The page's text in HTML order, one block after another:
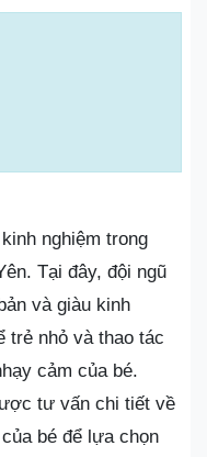
nghiệm trong
Tại đây, đội ngũ
và giàu kinh
trẻ nhỏ và thao tác
cảm của bé.
tư vấn chi tiết về
bé để lựa chọn